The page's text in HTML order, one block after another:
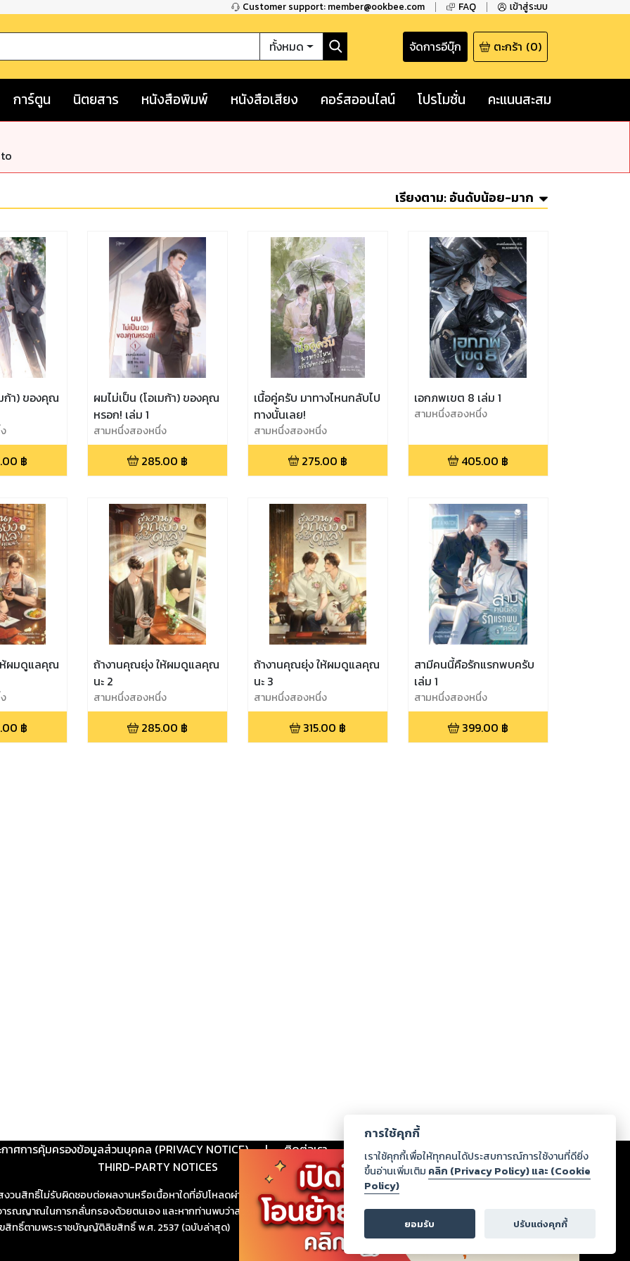
Customer support: member@ookbee.com FAQ เข้าสู่ระบบ
ทั้งหมด จัดการอีบุ๊ก ตะกร้า (0)
การ์ตูน นิตยสาร หนังสือพิมพ์ หนังสือเสียง คอร์สออนไลน์ โปรโมชั่น คะแนนสะสม
เรียงตาม:อันดับน้อย-มาก
ก้า) ของคุณ
฿
ผมไม่เป็น (โอเมก้า) ของคุณ
หรอก! เล่ม 1
สามหนึ่งสองหนึ่ง
285.00 ฿
เนื้อคู่ครับ มาทางไหนกลับไป
ทางนั้นเลย!
สามหนึ่งสองหนึ่ง
275.00 ฿
เอกภพเขต 8 เล่ม 1
สามหนึ่งสองหนึ่ง
405.00 ฿
ห้ผมดูแลคุณ
฿
ถ้างานคุณยุ่ง ให้ผมดูแลคุณ
นะ 2
สามหนึ่งสองหนึ่ง
285.00 ฿
ถ้างานคุณยุ่ง ให้ผมดูแลคุณ
นะ 3
สามหนึ่งสองหนึ่ง
315.00 ฿
สามีคนนี้คือรักแรกพบครับ
เล่ม 1
สามหนึ่งสองหนึ่ง
399.00 ฿
กาศการคุ้มครองข้อมูลส่วนบุคคล (PRIVACY NOTICE) | ติดต่อเรา ร่วมงานกับเรา ดาวน์โหลด
THIRD-PARTY NOTICES
นสิทธิ์ไม่รับผิดชอบต่อผลงานหรือเนื้อหาใดที่อัปโหลดผ่านเว็บไซต์และปรากฏว่าละเมิดสิทธิในทรัพย์สินทางปัญญาของบุคคลอื่นหรือ
รณญาณในการกลั่นกรองด้วยตนเอง และหากท่านพบว่าส่วนหนึ่งส่วนใดขัดต่อกฎหมายและศีลธรรม กรุณาแจ้งมายังบริษัท เพื่อทีม
สิทธิ์ตามพระราชบัญญัติลิขสิทธิ์ พ.ศ. 2537 (ฉบับล่าสุด)
การใช้คุกกี้
เราใช้คุกกี้เพื่อให้ทุกคนได้ประสบการณ์การใช้งานที่ดียิ่ง
ขึ้นอ่านเพิ่มเติม คลิก (Privacy Policy) และ (Cookie
Policy)
ยอมรับ ปรับแต่งคุกกี้